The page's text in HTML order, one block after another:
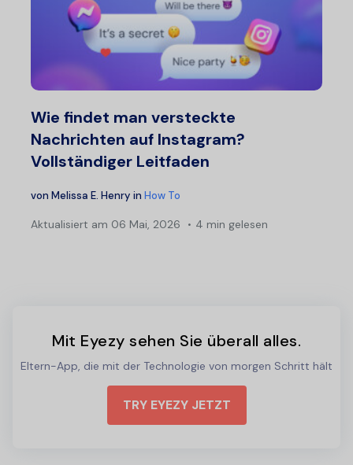
Wie findet man versteckte
Nachrichten auf Instagram?
Vollständiger Leitfaden
von Melissa E. Henry in How To
Aktualisiert am 06 Mai, 2026 4 min gelesen
Mit Eyezy sehen Sie überall alles.
Eltern-App, die mit der Technologie von morgen Schritt hält
TRY EYEZY JETZT